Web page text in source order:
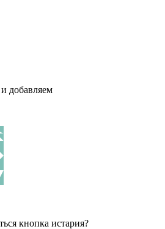
добавляем
кнопка истария?